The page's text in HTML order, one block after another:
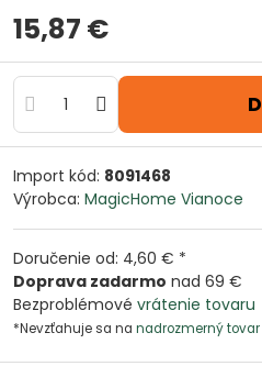
15,87 €
Import kód: 8091468
Výrobca: MagicHome Vianoce
Doručenie od: 4,60 € *
Doprava zadarmo nad 69 €
Bezproblémové vrátenie tovaru
*Nevzťahuje sa na nadrozmerný tovar